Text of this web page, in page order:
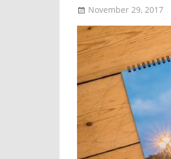
November 29, 2017